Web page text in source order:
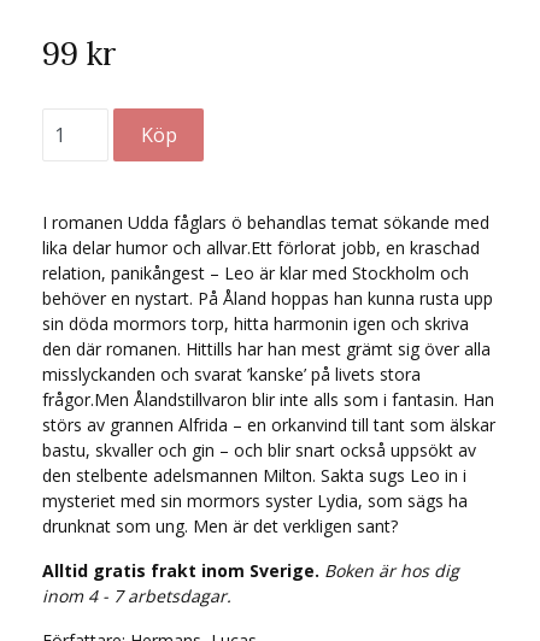
99 kr
I romanen Udda fåglars ö behandlas temat sökande med
lika delar humor och allvar.Ett förlorat jobb, en kraschad
relation, panikångest – Leo är klar med Stockholm och
behöver en nystart. På Åland hoppas han kunna rusta upp
sin döda mormors torp, hitta harmonin igen och skriva
den där romanen. Hittills har han mest grämt sig över alla
misslyckanden och svarat ’kanske’ på livets stora
frågor.Men Ålandstillvaron blir inte alls som i fantasin. Han
störs av grannen Alfrida – en orkanvind till tant som älskar
bastu, skvaller och gin – och blir snart också uppsökt av
den stelbente adelsmannen Milton. Sakta sugs Leo in i
mysteriet med sin mormors syster Lydia, som sägs ha
drunknat som ung. Men är det verkligen sant?
Alltid gratis frakt inom Sverige. Boken är hos dig
inom 4 - 7 arbetsdagar.